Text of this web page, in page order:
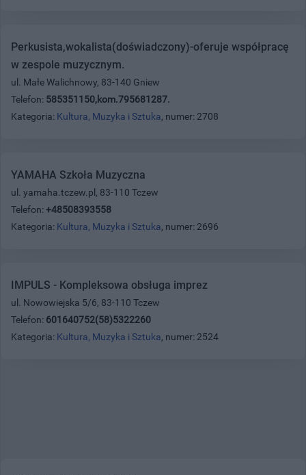
Perkusista,wokalista(doświadczony)-oferuje współpracę
w zespole muzycznym.
ul. Małe Walichnowy, 83-140 Gniew
Telefon: 585351150,kom.795681287.
Kategoria: Kultura, Muzyka i Sztuka, numer: 2708
YAMAHA Szkoła Muzyczna
ul. yamaha.tczew.pl, 83-110 Tczew
Telefon: +48508393558
Kategoria: Kultura, Muzyka i Sztuka, numer: 2696
IMPULS - Kompleksowa obsługa imprez
ul. Nowowiejska 5/6, 83-110 Tczew
Telefon: 601640752(58)5322260
Kategoria: Kultura, Muzyka i Sztuka, numer: 2524